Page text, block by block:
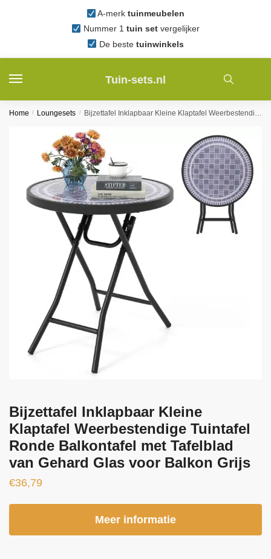
A-merktuinmeubelen
Nummer 1 tuin set vergelijker
De beste tuinwinkels
Tuin-sets.nl
Home / Loungesets / Bijzettafel Inklapbaar Kleine Klaptafel Weerbestendige Tuintafel Ronde Balkontafel met Tafelblad van Gehard Glas voor Balkon Grijs
Bijzettafel Inklapbaar Kleine
Klaptafel Weerbestendige Tuintafel
Ronde Balkontafel met Tafelblad
van Gehard Glas voor Balkon Grijs
€36,79
Meer informatie